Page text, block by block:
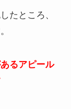
たところ、
るアピール